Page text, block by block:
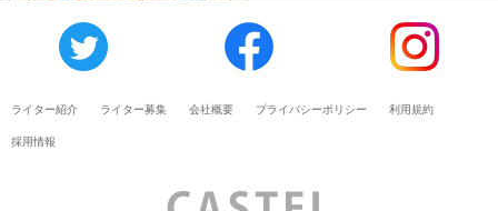
ライター紹介 ライター募集 会社概要 プライバシーポリシー 利用規約
採用情報